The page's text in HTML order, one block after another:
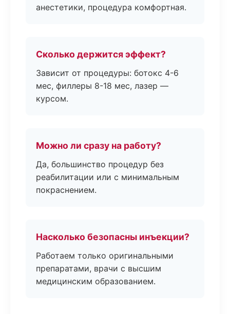
анестетики, процедура комфортная.
Сколько держится эффект?
Зависит от процедуры: ботокс 4-6
мес, филлеры 8-18 мес, лазер —
курсом.
Можно ли сразу на работу?
Да, большинство процедур без
реабилитации или с минимальным
покраснением.
Насколько безопасны инъекции?
Работаем только оригинальными
препаратами, врачи с высшим
медицинским образованием.